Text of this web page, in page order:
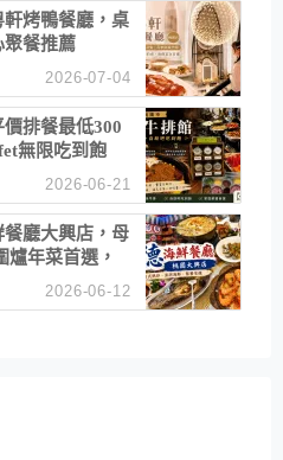
烤鴨餐廳，桌
聚餐推薦
2026-07-04
排餐最低300
無限吃到飽
2026-06-21
廳大興店，母
爐年菜首選，
2026-06-12